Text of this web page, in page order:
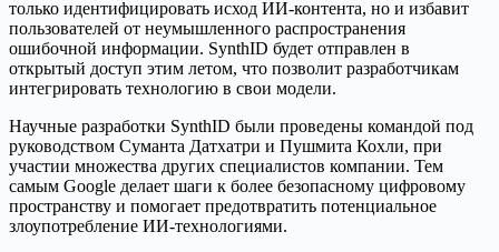
только идентифицировать исход ИИ-контента, но и избавит
пользователей от неумышленного распространения
ошибочной информации. SynthID будет отправлен в
открытый доступ этим летом, что позволит разработчикам
интегрировать технологию в свои модели.
Научные разработки SynthID были проведены командой под
руководством Суманта Датхатри и Пушмита Кохли, при
участии множества других специалистов компании. Тем
самым Google делает шаги к более безопасному цифровому
пространству и помогает предотвратить потенциальное
злоупотребление ИИ-технологиями.